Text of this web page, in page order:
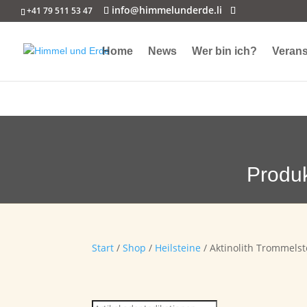
+41 79 511 53 47 info@himmelunderde.li
Home News Wer bin ich?
Start /Shop / Heilsteine / Aktinolith